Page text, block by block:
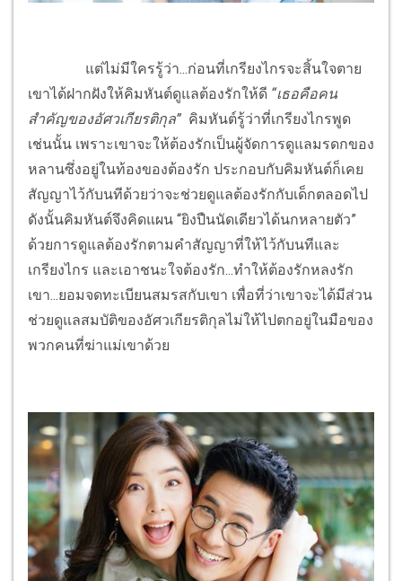
แต่ไม่มีใครรู้ว่า...ก่อนที่เกรียงไกรจะสิ้นใจตาย
เขาได้ฝากฝังให้คิมหันต์ดูแลต้องรักให้ดี “เธอคือคน
สำคัญของอัศวเกียรติกุล” คิมหันต์รู้ว่าที่เกรียงไกรพูด
เช่นนั้น เพราะเขาจะให้ต้องรักเป็นผู้จัดการดูแลมรดกของ
หลานซึ่งอยู่ในท้องของต้องรัก ประกอบกับคิมหันต์ก็เคย
สัญญาไว้กับนทีด้วยว่าจะช่วยดูแลต้องรักกับเด็กตลอดไป
ดังนั้นคิมหันต์จึงคิดแผน “ยิงปืนนัดเดียวได้นกหลายตัว”
ด้วยการดูแลต้องรักตามคำสัญญาที่ให้ไว้กับนทีและ
เกรียงไกร และเอาชนะใจต้องรัก...ทำให้ต้องรักหลงรัก
เขา...ยอมจดทะเบียนสมรสกับเขา เพื่อที่ว่าเขาจะได้มีส่วน
ช่วยดูแลสมบัติของอัศวเกียรติกุลไม่ให้ไปตกอยู่ในมือของ
พวกคนที่ฆ่าแม่เขาด้วย